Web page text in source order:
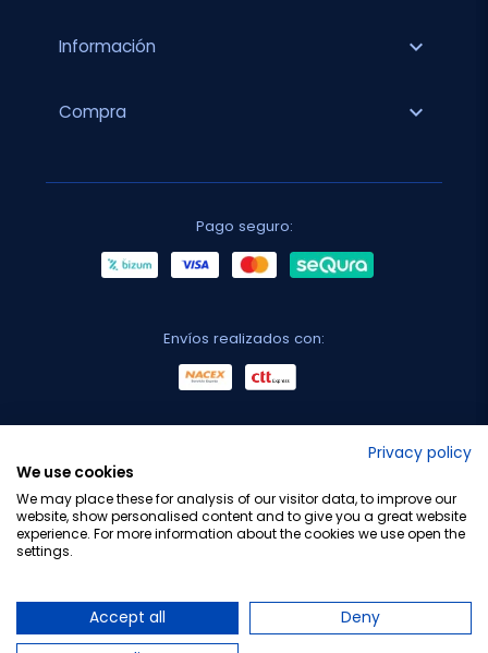
Información expand_more
Compra expand_more
Pago seguro:
Envíos realizados con:
Privacy policy
We use cookies
We may place these for analysis of our visitor data, to improve our
website, show personalised content and to give you a great website
experience. For more information about the cookies we use open the
settings.
Accept all
Deny